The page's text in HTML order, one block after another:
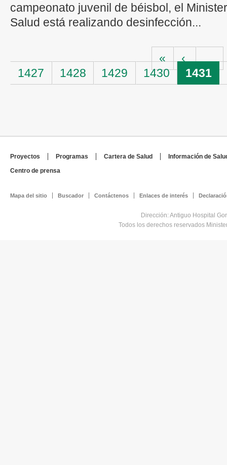
campeonato juvenil de béisbol, el
Salud está realizando desinfección...
« ‹
…
1427
1428 1429 1430 1431
Proyectos Programas Cartera de Salud
Información de
Centro de prensa
Mapa del sitio Buscador Contáctenos Enlaces de interés
Dirección: Antiguo Hospital
Todos los derechos reservados